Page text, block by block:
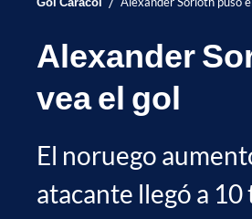
Alexander
vea el gol
El noruego
atacante llegó a 10